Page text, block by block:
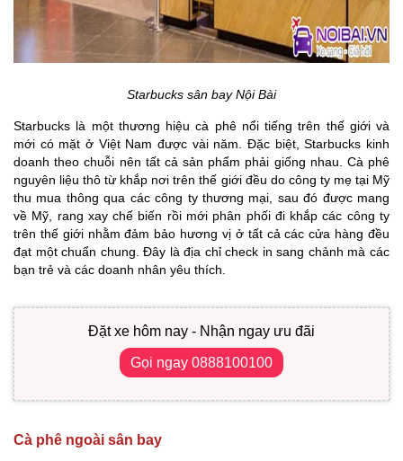
Starbucks sân bay Nội Bài
Starbucks là một thương hiệu cà phê nổi tiếng trên thế giới và
mới có mặt ở Việt Nam được vài năm. Đặc biệt, Starbucks kinh
doanh theo chuỗi nên tất cả sản phẩm phải giống nhau. Cà phê
nguyên liệu thô từ khắp nơi trên thế giới đều do công ty mẹ tại Mỹ
thu mua thông qua các công ty thương mại, sau đó được mang
về Mỹ, rang xay chế biến rồi mới phân phối đi khắp các công ty
trên thế giới nhằm đảm bảo hương vị ở tất cả các cửa hàng đều
đạt một chuẩn chung. Đây là địa chỉ check in sang chảnh mà các
bạn trẻ và các doanh nhân yêu thích.
Đặt xe hôm nay - Nhận ngay ưu đãi
Gọi ngay 0888100100
Cà phê ngoài sân bay